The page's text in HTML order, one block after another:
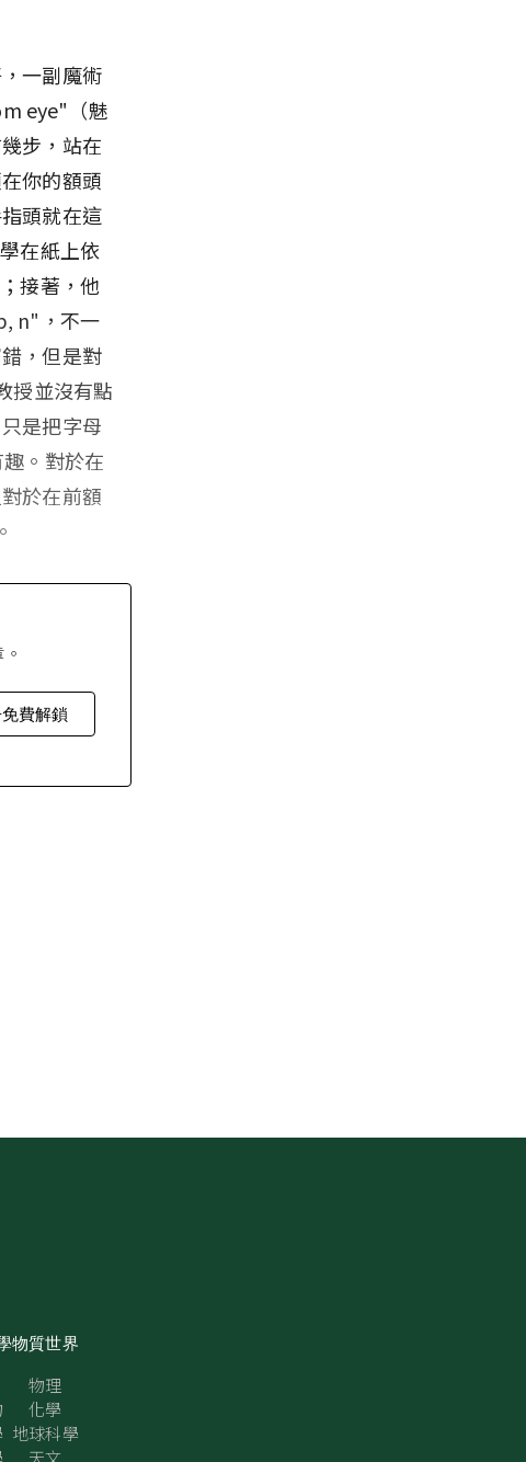
一副魔術
eye"（魅
步，站在
你的額頭
頭就在這
在紙上依
接著，他
n"，不一
，但是對
授並沒有點
是把字母
。對於在
於在前額
費解鎖
物質世界
物理
化學
地球科學
天文